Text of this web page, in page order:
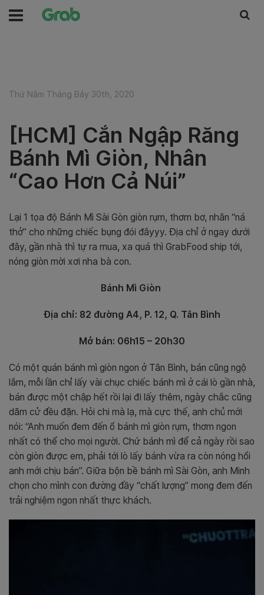
Thứ Năm Tháng Bảy 30th, 2020
[HCM] Cắn Ngập Răng
Bánh Mì Giòn, Nhân
“Cao Hơn Cả Núi”
Lại 1 tọa độ Bánh Mì Sài Gòn giòn rụm, thơm bơ, nhân “ná
thở” cho những chiếc bụng đói đâyyy. Địa chỉ ở ngay dưới
đây, gần nhà thì tự ra mua, xa quá thì GrabFood ship tới,
nóng giòn mời xơi nha bà con.
Bánh Mì Giòn
Địa chỉ: 82 đường A4, P. 12, Q. Tân Bình
Mở bán: 06h15 – 20h30
Có một quán bánh mì giòn ngon ở Tân Bình, bán cũng ngộ
lắm, mỗi lần chỉ lấy vài chục chiếc bánh mì ở cái lò gần nhà,
bán được một chập hết rồi lại đi lấy thêm, ngày chắc cũng
dăm cử đều đặn. Hỏi chi mà lạ, mà cực thế, anh chủ mới
nói: “Anh muốn đem đến ổ bánh mì giòn rụm, thơm ngon
nhất có thể cho mọi người. Chứ bánh mì để cả ngày rồi sao
còn giòn được em, phải tới lò lấy bánh vừa ra còn nóng hổi
anh mới chịu bán”. Giữa bộn bề bánh mì Sài Gòn, anh Minh
chọn cho mình con đường đầy “chất lượng” mong đem đến
trải nghiệm ngon nhất thực khách.